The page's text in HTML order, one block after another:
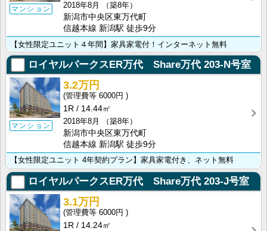
マンション
2018年8月
（築8年）
新潟市中央区東万代町
信越本線 新潟駅 徒歩9分
【女性限定ユニット４年間】家具家電付！インターネット無料
ロイヤルパークスER万代 Share万代 203-N号室
マンション
3.2万円
6000円
1R
14.44㎡
2018年8月
（築8年）
新潟市中央区東万代町
信越本線 新潟駅 徒歩9分
【女性限定ユニット 4年契約プラン】家具家電付き、ネット無料
ロイヤルパークスER万代 Share万代 203-J号室
3.1万円
6000円
1R
14.24㎡